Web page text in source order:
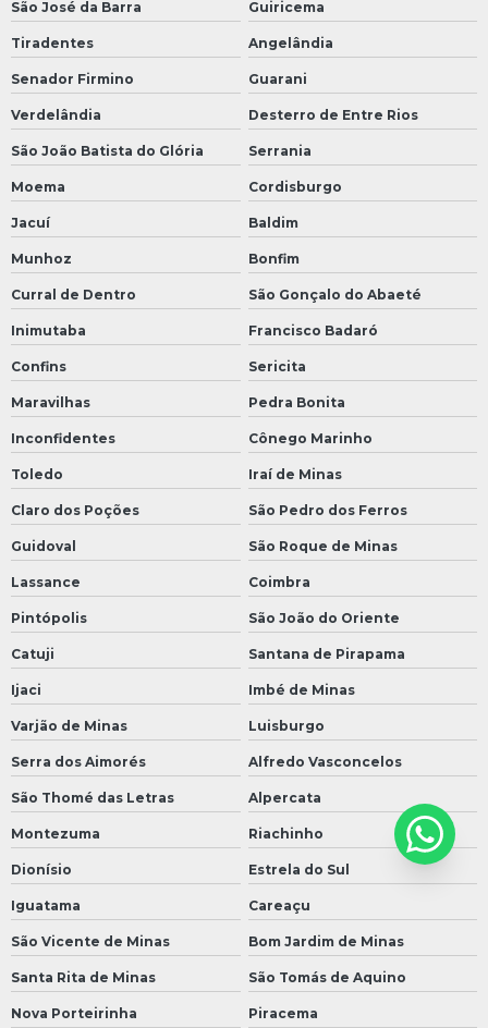
São José da Barra Guiricema
Tiradentes Angelândia
Senador Firmino Guarani
Verdelândia Desterro de Entre Rios
São João Batista do Glória Serrania
Moema Cordisburgo
Jacuí Baldim
Munhoz Bonfim
Curral de Dentro São Gonçalo do Abaeté
Inimutaba Francisco Badaró
Confins Sericita
Maravilhas Pedra Bonita
Inconfidentes Cônego Marinho
Toledo Iraí de Minas
Claro dos Poções São Pedro dos Ferros
Guidoval São Roque de Minas
Lassance Coimbra
Pintópolis São João do Oriente
Catuji Santana de Pirapama
Ijaci Imbé de Minas
Varjão de Minas Luisburgo
Serra dos Aimorés Alfredo Vasconcelos
São Thomé das Letras Alpercata
Montezuma Riachinho
Dionísio Estrela do Sul
Iguatama Careaçu
São Vicente de Minas Bom Jardim de Minas
Santa Rita de Minas São Tomás de Aquino
Nova Porteirinha Piracema